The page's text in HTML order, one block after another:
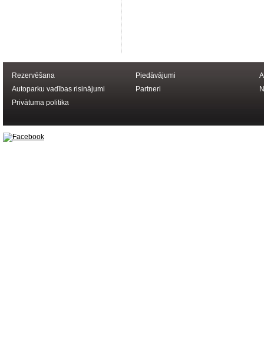
Rezervēšana Piedāvājumi
Autoparku vadības risinājumi
Partneri
Privātuma politika